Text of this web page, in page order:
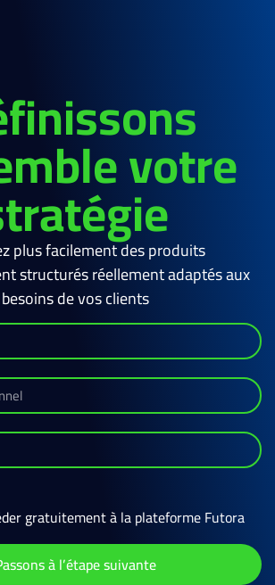
votre
plus facilement des produits
structurés réellement adaptés aux
besoins de vos clients
gratuitement à la plateforme Futora
à l’étape suivante